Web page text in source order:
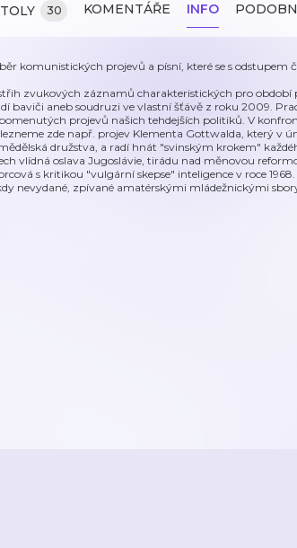
30 KOMENTÁŘE INFO
komunistických projevů a písní, které se s
zvukových záznamů charakteristických pro
baviči aneb soudruzi ve vlastní šťávě z roku 2009.
projevů našich tehdejších politiků. V
zde např. projev Klementa Gottwalda, který v
družstva, a radí hnát "svinským krokem"
vlídná oslava Jugoslávie, tirádu nad měnovou
s kritikou "vulgární skepse" inteligence v roce
nevydané, zpívané amatérskými mládežnickými